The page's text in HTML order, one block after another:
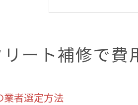
東京都北
長期的視
コンクリート
ート補修で費
業者選定方法